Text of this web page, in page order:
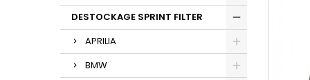
DESTOCKAGE SPRINT FILTER
APRILIA
BMW